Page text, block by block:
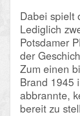
Dabei spielt
Lediglich
Potsdamer
der
Zum einen
Brand 1945
abbrannte,
bereit zu